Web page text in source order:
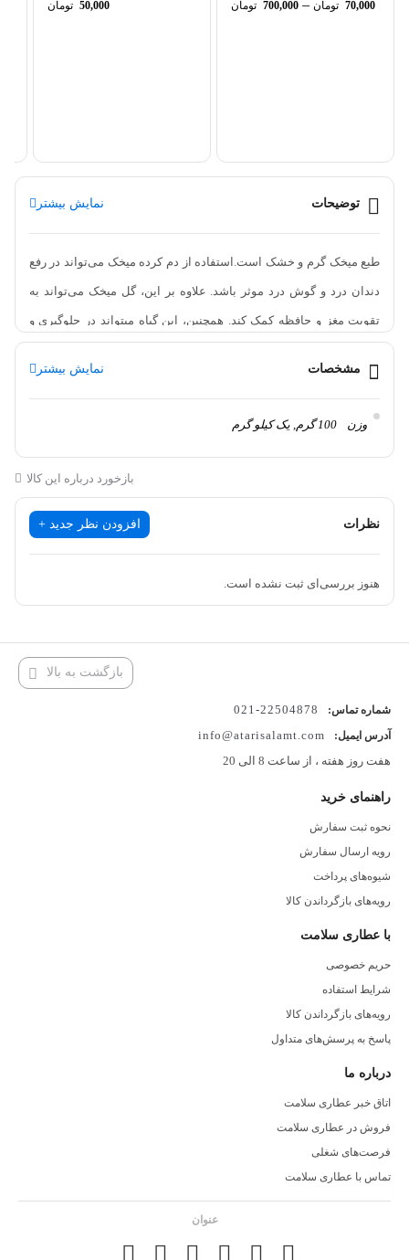
70,000 تومان–
700,000 تومان 50,000 تومان
توضیحات نمایش بیشتر
طبع میخک گرم و خشک است.استفاده از دم کرده میخک می‌تواند در رفع
دندان درد و گوش درد موثر باشد. علاوه بر این، گل میخک می‌تواند به
تقویت مغز و حافظه کمک کند. همچنین، این گیاه میتواند در جلوگیری و
سردرد و ضعف اعصاب، رفع تنگی نفس، تقویت کبد، کلیه و معده،
مشخصات نمایش بیشتر
وزن 100 گرم, یک کیلو گرم
بازخورد درباره این کالا
نظرات افزودن نظر جدید +
هنوز بررسی‌ای ثبت نشده است.
بازگشت به بالا
شماره تماس: 22504878-021
آدرس ایمیل:
info@atarisalamt.com
هفت روز هفته ، از ساعت 8 الی 20
راهنمای خرید
نحوه ثبت سفارش
رویه ارسال سفارش
شیوه‌های پرداخت
رویه‌های بازگرداندن کالا
با عطاری سلامت
حریم خصوصی
شرایط استفاده
رویه‌های بازگرداندن کالا
پاسخ به پرسش‌های متداول
درباره ما
اتاق خبر عطاری سلامت
فروش در عطاری سلامت
فرصت‌های شغلی
تماس با عطاری سلامت
عنوان